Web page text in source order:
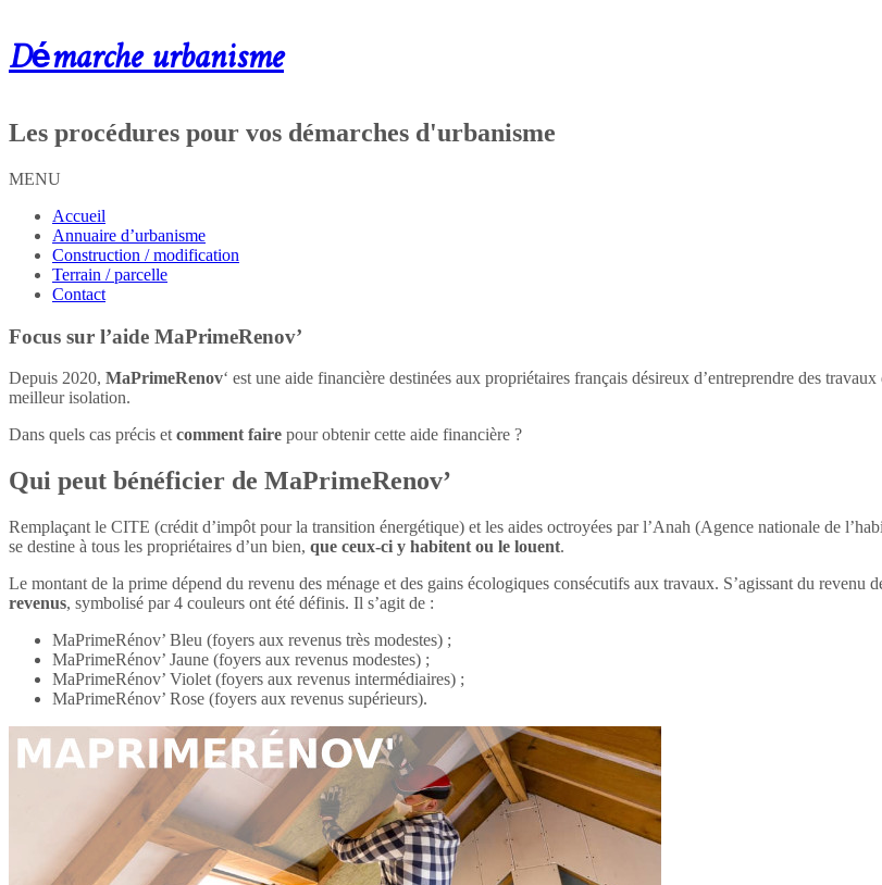
Démarche urbanisme
Les procédures pour vos démarches d'urbanisme
MENU
Accueil
Annuaire d’urbanisme
Construction / modification
Terrain / parcelle
Contact
Focus sur l’aide MaPrimeRenov’
Depuis 2020, MaPrimeRenov‘ est une aide financière destinées aux propriétaires français désireux d’entreprendre des
meilleur isolation.
Dans quels cas précis et comment faire pour obtenir cette aide financière ?
Qui peut bénéficier de MaPrimeRenov’
Remplaçant le CITE (crédit d’impôt pour la transition énergétique) et les aides octroyées par l’Anah (Agence nationale de
se destine à tous les propriétaires d’un bien, que ceux-ci y habitent ou le louent.
Le montant de la prime dépend du revenu des ménage et des gains écologiques consécutifs aux travaux. S’agissant du revenu
revenus, symbolisé par 4 couleurs ont été définis. Il s’agit de :
MaPrimeRénov’ Bleu (foyers aux revenus très modestes) ;
MaPrimeRénov’ Jaune (foyers aux revenus modestes) ;
MaPrimeRénov’ Violet (foyers aux revenus intermédiaires) ;
MaPrimeRénov’ Rose (foyers aux revenus supérieurs).